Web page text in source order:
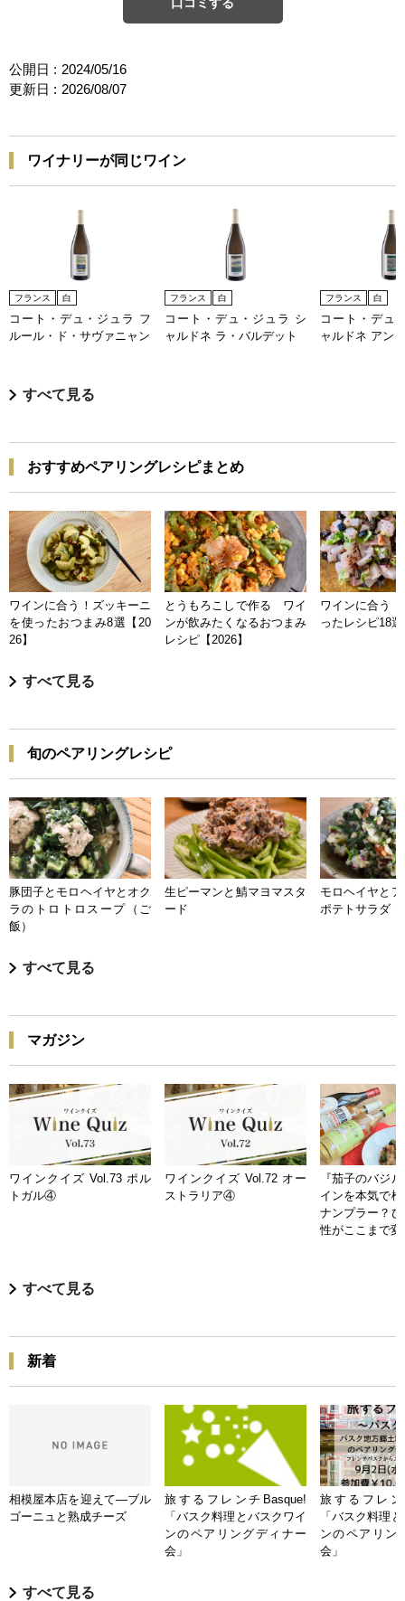
公開日 : 2024/05/16
更新日 : 2026/08/07
ワイナリーが同じワイン
フランス 白
コート・デュ・ジュラ フ
ルール・ド・サヴァニャン
フランス 白
コート・デュ・ジュラ シ
ャルドネ ラ・バルデット
フランス 白
コート・デュ
ャルドネ アン
すべて見る
おすすめペアリングレシピまとめ
ワインに合う！ズッキーニ
を使ったおつまみ8選【20
26】
とうもろこしで作る ワイ
ンが飲みたくなるおつまみ
レシピ【2026】
ワインに合う
ったレシピ18
すべて見る
旬のペアリングレシピ
豚団子とモロヘイヤとオク
ラのトロトロスープ（ご
飯）
生ピーマンと鯖マヨマスタ
ード
モロヘイヤと
ポテトサラダ
すべて見る
マガジン
ワインクイズ Vol.73 ポル
トガル④
ワインクイズ Vol.72 オー
ストラリア④
『茄子のバジ
インを本気で
ナンプラー？
性がここまで
すべて見る
新着
相模屋本店を迎えて―ブル
ゴーニュと熟成チーズ
旅するフレンチBasque!
「バスク料理とバスクワイ
ンのペアリングディナー
会」
旅するフレン
「バスク料理
ンのペアリン
会」
すべて見る